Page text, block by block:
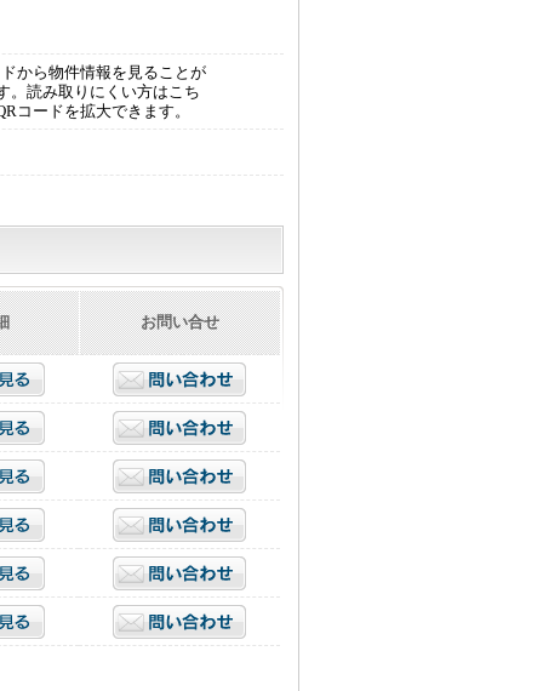
から物件情報を見ることが
。読み取りにくい方はこち
コードを拡大できます。
お問い合せ